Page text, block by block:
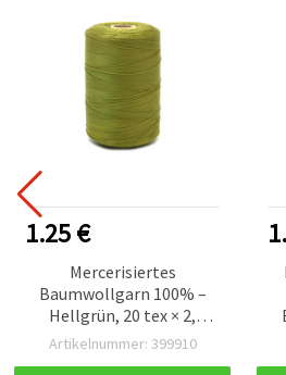
1.25 €
Mercerisiertes
Baumwollgarn 100% –
Hellgrün, 20 tex × 2,
reißfestes Nähgarn, 1000
Artikelnummer: 399910